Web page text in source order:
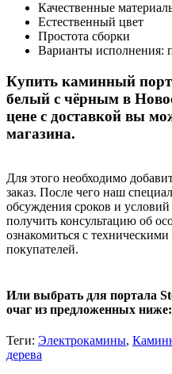
Качественные
Естественный цвет
Простота сборки
Варианты исполнения:
Купить каминный
белый с чёрным в
цене с доставкой вы
магазина.
Для этого необходимо
заказ. После чего наш
обсуждения сроков и
получить консультацию об
ознакомиться с
покупателей.
Или выбрать для портала
очаг из предложенных ниже:
Теги: Электрокамины,
дерева